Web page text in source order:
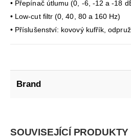
• Přepínač útlumu (0, -6, -12 a -18
• Low-cut filtr (0, 40, 80 a 160 Hz)
• Příslušenství: kovový kufřík,
Brand
SOUVISEJÍCÍ PRODUKTY